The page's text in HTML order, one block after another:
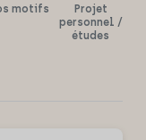
motifs
Projet
personnel /
études